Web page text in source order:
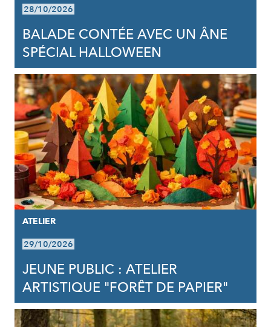
28/10/2026
BALADE CONTÉE AVEC UN ÂNE
SPÉCIAL HALLOWEEN
ATELIER
29/10/2026
JEUNE PUBLIC : ATELIER
ARTISTIQUE "FORÊT DE PAPIER"